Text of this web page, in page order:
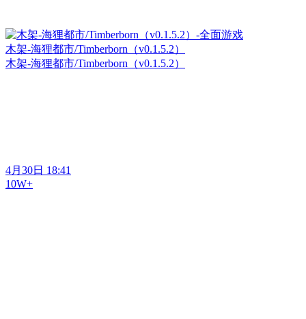
木架-海狸都市/Timberborn（v0.1.5.2）
木架-海狸都市/Timberborn（v0.1.5.2）
4月30日 18:41
10W+